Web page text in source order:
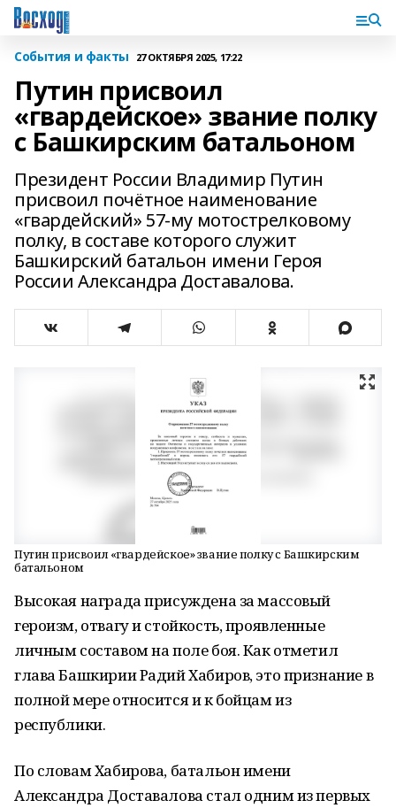
События и факты 27 ОКТЯБРЯ 2025, 17:22
Путин присвоил
«гвардейское» звание полку
с Башкирским батальоном
Президент России Владимир Путин
присвоил почётное наименование
«гвардейский» 57-му мотострелковому
полку, в составе которого служит
Башкирский батальон имени Героя
России Александра Доставалова.
Путин присвоил «гвардейское» звание полку с Башкирским
батальоном
Высокая награда присуждена за массовый
героизм, отвагу и стойкость, проявленные
личным составом на поле боя. Как отметил
глава Башкирии Радий Хабиров, это признание в
полной мере относится и к бойцам из
республики.
По словам Хабирова, батальон имени
Александра Доставалова стал одним из первых